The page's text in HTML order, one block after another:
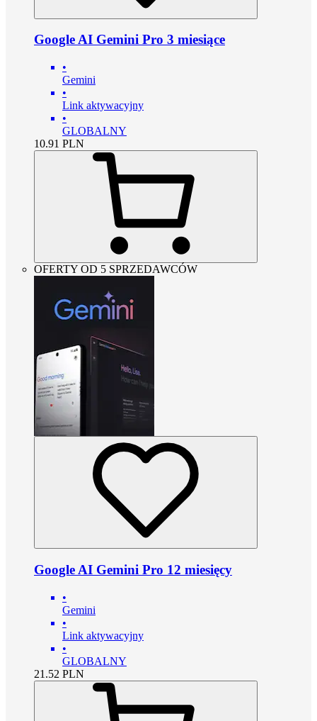
Google AI Gemini Pro 3 miesiące
•
Gemini
•
Link aktywacyjny
•
GLOBALNY
10.91 PLN
OFERTY OD 5 SPRZEDAWCÓW
Google AI Gemini Pro 12 miesięcy
•
Gemini
•
Link aktywacyjny
•
GLOBALNY
21.52 PLN